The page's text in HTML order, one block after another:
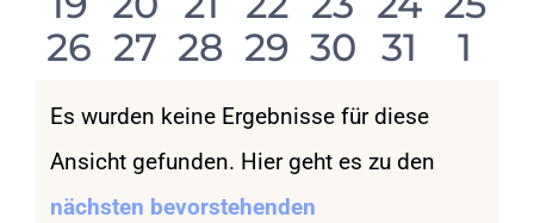
SHOP
Veranstaltungen
Veranstaltungen
Veranstaltungen
0
26 0
27 0
28 0
29 0
30 0
31
0
1
Hinweis
Es wurden keine Ergebnisse für diese
Ansicht gefunden. Hier geht es zu den
nächsten bevorstehenden